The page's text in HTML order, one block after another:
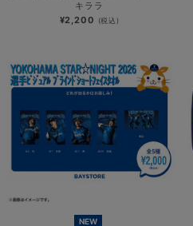
キララ
¥2,200 (税込)
NEW